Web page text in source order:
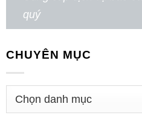
quý
CHUYÊN MỤC